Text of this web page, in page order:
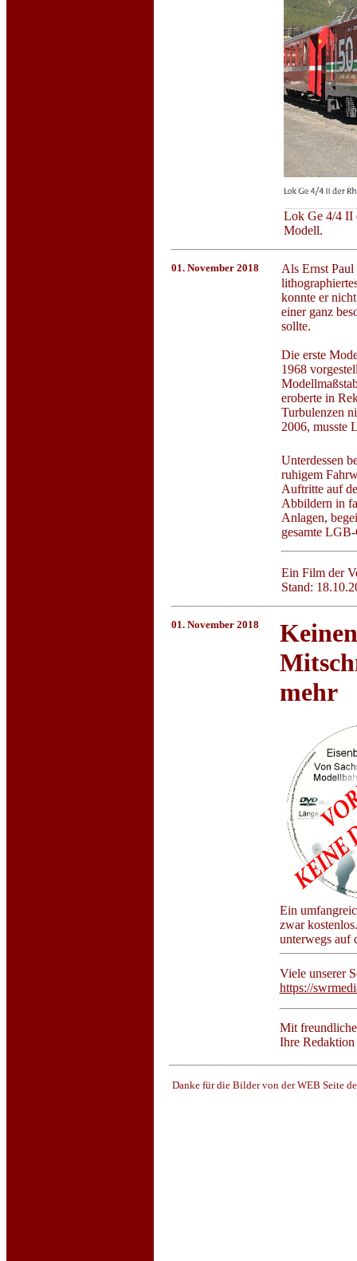
Lok Ge 4/4 II
Modell.
01. November 2018
Als Ernst
konnte er
einer ganz
sollte.
Die erste
1968
eroberte in
Turbulenzen
2006, musste
Unterdessen
ruhigem
Auftritte auf
Abbildern in
Anlagen,
gesamte
Ein Film der
Stand:
01. November 2018
Keinen
mehr
Ein
zwar
unterwegs auf
Viele unserer
https://
Mit
Ihre
Danke für die Bilder von der WEB Seite